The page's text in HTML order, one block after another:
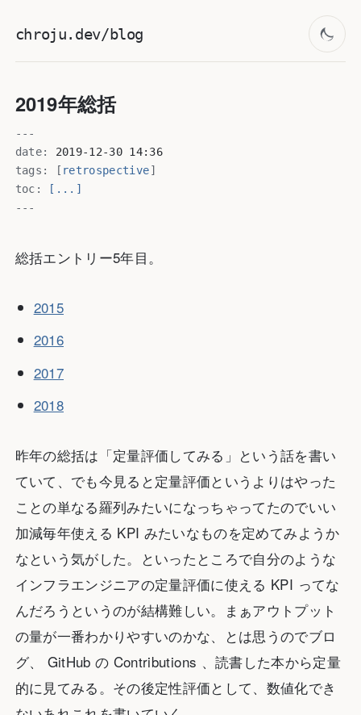
chroju.dev/blog
2019年総括
---
date:
2019-12-30 14:36
tags:
[ retrospective]
toc:
[...]
---
総括エントリー5年目。
2015
2016
2017
2018
昨年の総括は「定量評価してみる」という話を書い
ていて、でも今見ると定量評価というよりはやった
ことの単なる羅列みたいになっちゃってたのでいい
加減毎年使える KPI みたいなものを定めてみようか
なという気がした。といったところで自分のような
インフラエンジニアの定量評価に使える KPI ってな
んだろうというのが結構難しい。まぁアウトプット
の量が一番わかりやすいのかな、とは思うのでブロ
グ、 GitHub の Contributions 、読書した本から定量
的に見てみる。その後定性評価として、数値化でき